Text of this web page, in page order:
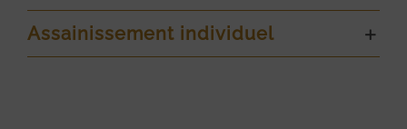
Assainissement individuel